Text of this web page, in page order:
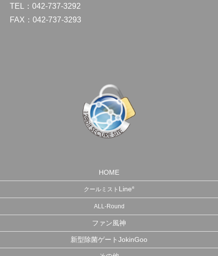
TEL：042-737-3292
FAX：042-737-3293
HOME
クールミスト Line®
ALL-Round
ファン風神
新型除菌ゲートJokinGoo